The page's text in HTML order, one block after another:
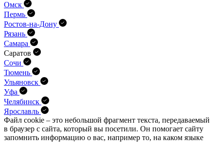
Омск
Пермь
Ростов-на-Дону
Рязань
Самара
Саратов
Сочи
Тюмень
Ульяновск
Уфа
Челябинск
Ярославль
Файл cookie – это небольшой фрагмент текста, передава­емый
в браузер с сайта, который вы посетили. Он помо­гает сайту
запомнить информацию о вас, например то, на каком языке